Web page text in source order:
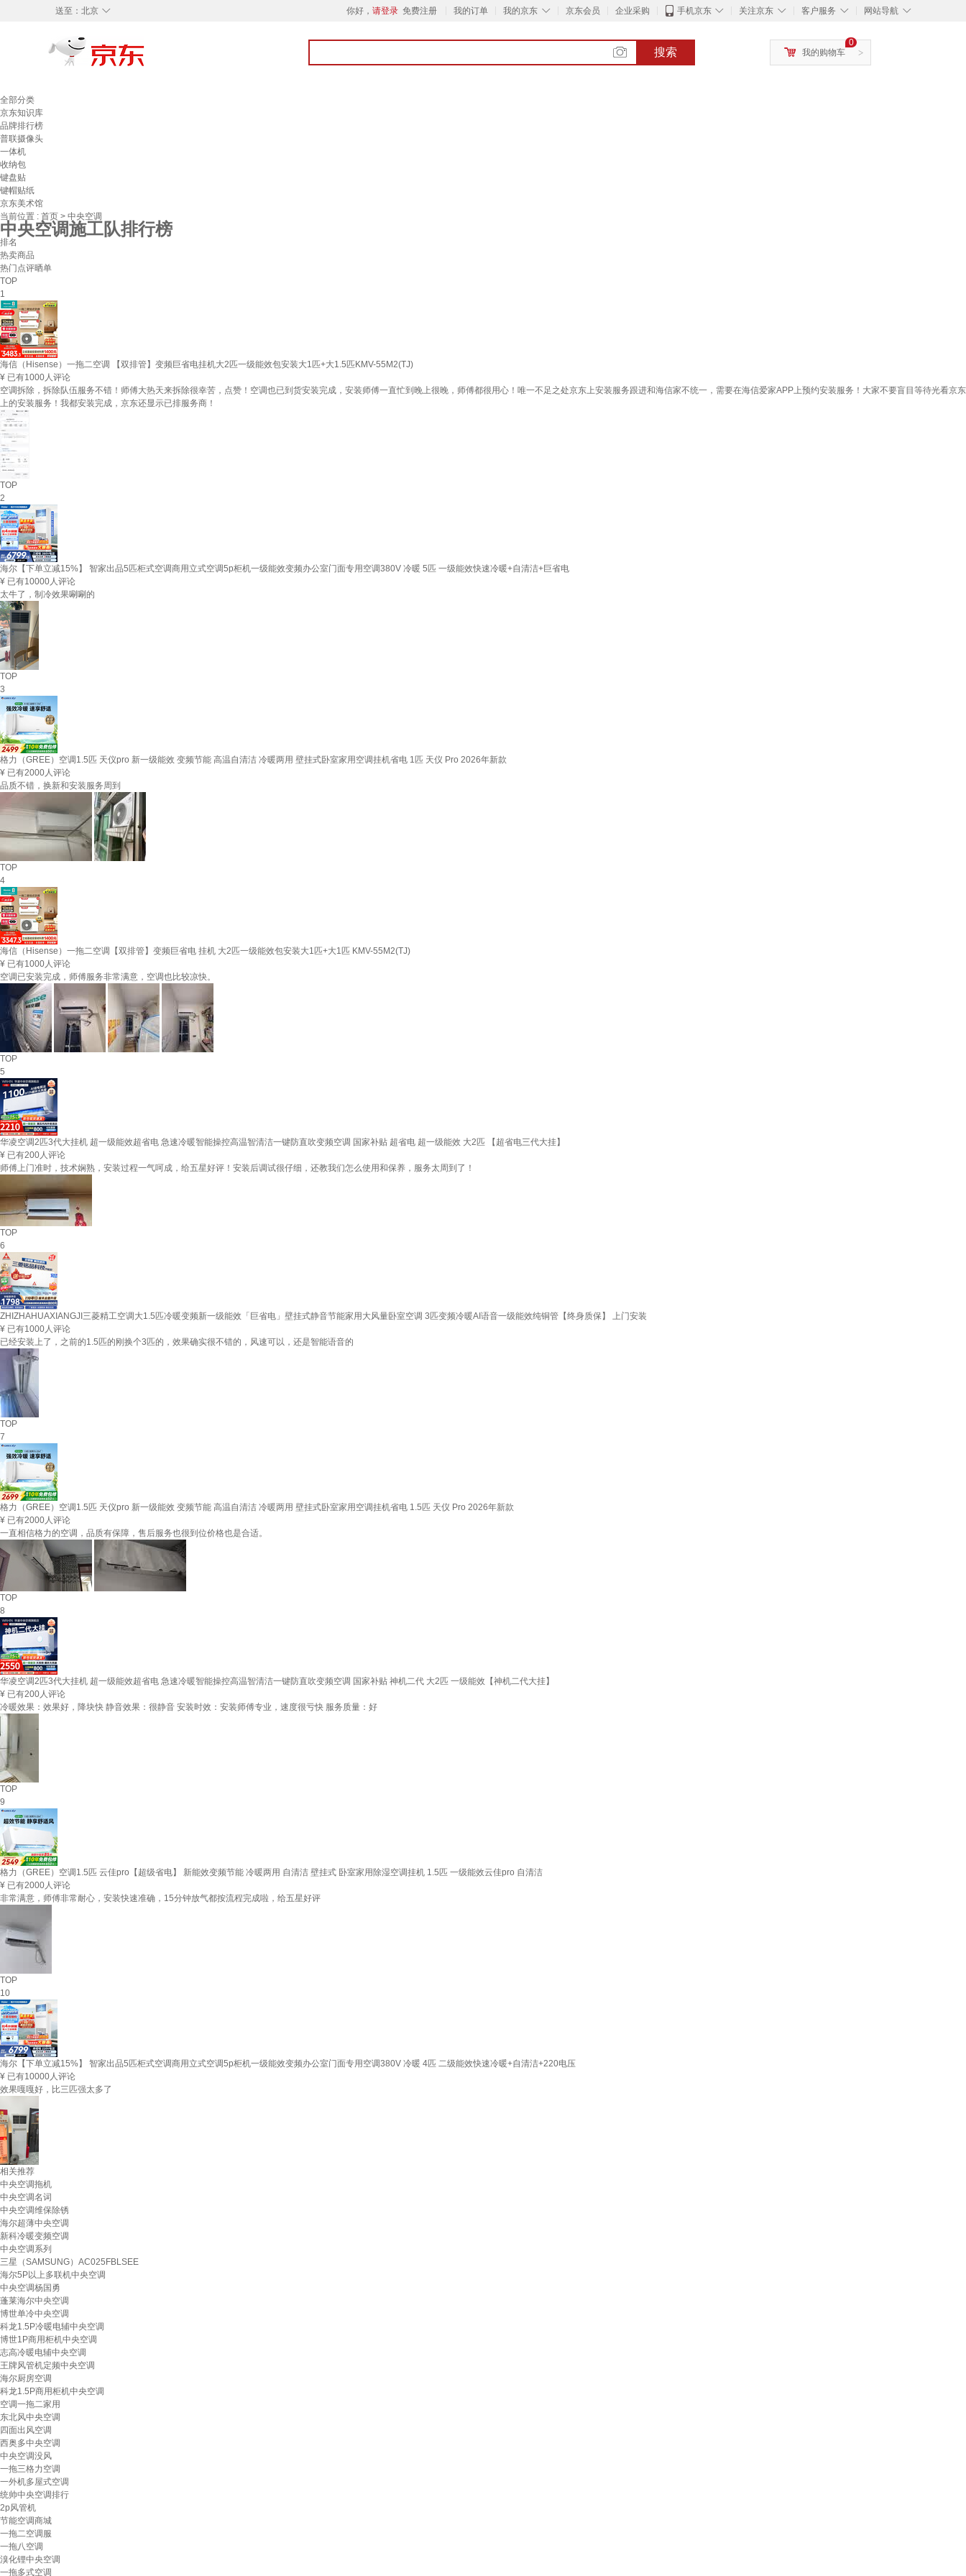
◇
送至： 北京 你好， 请登录 免费注册 我的订单 ◇
我的京东 京东会员 企业采购 ◇
手机京东 ◇
关注京东 ◇
客户服务 ◇
网站导航
搜索 >
0
我的购物车
全部分类
京东知识库
品牌排行榜
普联摄像头
一体机
收纳包
键盘贴
键帽贴纸
京东美术馆
当前位置 : 首页 > 中央空调
中央空调施工队排行榜
排名
热卖商品
热门点评晒单
TOP
1
海信（Hisense）一拖二空调 【双排管】变频巨省电挂机大2匹一级能效包安装大1匹+大1.5匹KMV-55M2(TJ)
¥ 已有1000人评论
空调拆除，拆除队伍服务不错！师傅大热天来拆除很幸苦，点赞！空调也已到货安装完成，安装师傅一直忙到晚上很晚，师傅都很用心！唯一不足之处京东上安装服务跟进和海信家不统一，需要在海信爱家APP上预约安装服务！大家不要盲目等待光看京东
上的安装服务！我都安装完成，京东还显示已排服务商！
TOP
2
海尔【下单立减15%】 智家出品5匹柜式空调商用立式空调5p柜机一级能效变频办公室门面专用空调380V 冷暖 5匹 一级能效快速冷暖+自清洁+巨省电
¥ 已有10000人评论
太牛了，制冷效果唰唰的
TOP
3
格力（GREE）空调1.5匹 天仪pro 新一级能效 变频节能 高温自清洁 冷暖两用 壁挂式卧室家用空调挂机省电 1匹 天仪 Pro 2026年新款
¥ 已有2000人评论
品质不错，换新和安装服务周到
TOP
4
海信（Hisense）一拖二空调【双排管】变频巨省电 挂机 大2匹一级能效包安装大1匹+大1匹 KMV-55M2(TJ)
¥ 已有1000人评论
空调已安装完成，师傅服务非常满意，空调也比较凉快。
TOP
5
华凌空调2匹3代大挂机 超一级能效超省电 急速冷暖智能操控高温智清洁一键防直吹变频空调 国家补贴 超省电 超一级能效 大2匹 【超省电三代大挂】
¥ 已有200人评论
师傅上门准时，技术娴熟，安装过程一气呵成，给五星好评！安装后调试很仔细，还教我们怎么使用和保养，服务太周到了！
TOP
6
ZHIZHAHUAXIANGJI三菱精工空调大1.5匹冷暖变频新一级能效「巨省电」壁挂式静音节能家用大风量卧室空调 3匹变频冷暖AI语音一级能效纯铜管【终身质保】 上门安装
¥ 已有1000人评论
已经安装上了，之前的1.5匹的刚换个3匹的，效果确实很不错的，风速可以，还是智能语音的
TOP
7
格力（GREE）空调1.5匹 天仪pro 新一级能效 变频节能 高温自清洁 冷暖两用 壁挂式卧室家用空调挂机省电 1.5匹 天仪 Pro 2026年新款
¥ 已有2000人评论
一直相信格力的空调，品质有保障，售后服务也很到位价格也是合适。
TOP
8
华凌空调2匹3代大挂机 超一级能效超省电 急速冷暖智能操控高温智清洁一键防直吹变频空调 国家补贴 神机二代 大2匹 一级能效【神机二代大挂】
¥ 已有200人评论
冷暖效果：效果好，降块快 静音效果：很静音 安装时效：安装师傅专业，速度很亏快 服务质量：好
TOP
9
格力（GREE）空调1.5匹 云佳pro【超级省电】 新能效变频节能 冷暖两用 自清洁 壁挂式 卧室家用除湿空调挂机 1.5匹 一级能效云佳pro 自清洁
¥ 已有2000人评论
非常满意，师傅非常耐心，安装快速准确，15分钟放气都按流程完成啦，给五星好评
TOP
10
海尔【下单立减15%】 智家出品5匹柜式空调商用立式空调5p柜机一级能效变频办公室门面专用空调380V 冷暖 4匹 二级能效快速冷暖+自清洁+220电压
¥ 已有10000人评论
效果嘎嘎好，比三匹强太多了
相关推荐
中央空调拖机
中央空调名词
中央空调维保除锈
海尔超薄中央空调
新科冷暖变频空调
中央空调系列
三星（SAMSUNG）AC025FBLSEE
海尔5P以上多联机中央空调
中央空调杨国勇
蓬莱海尔中央空调
博世单冷中央空调
科龙1.5P冷暖电辅中央空调
博世1P商用柜机中央空调
志高冷暖电辅中央空调
王牌风管机定频中央空调
海尔厨房空调
科龙1.5P商用柜机中央空调
空调一拖二家用
东北风中央空调
四面出风空调
西奥多中央空调
中央空调没风
一拖三格力空调
一外机多屋式空调
统帅中央空调排行
2p风管机
节能空调商城
一拖二空调服
一拖八空调
溴化锂中央空调
一拖多式空调